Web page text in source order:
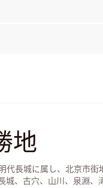
地
代長城に属し、北京市
城、古穴、山川、泉淵